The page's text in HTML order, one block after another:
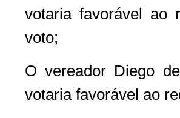
votaria favorável ao
voto;
O vereador Diego
votaria favorável ao